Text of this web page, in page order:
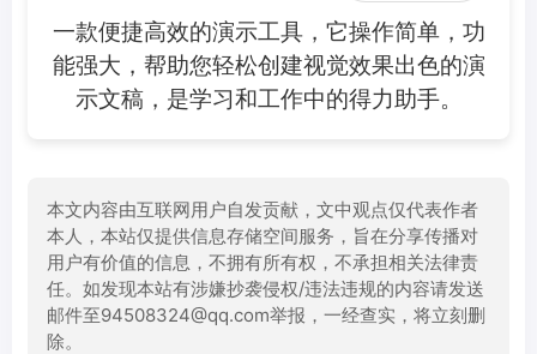
一款便捷高效的演示工具，它操作简单，功
能强大，帮助您轻松创建视觉效果出色的演
示文稿，是学习和工作中的得力助手。
本文内容由互联网用户自发贡献，文中观点仅代表作者
本人，本站仅提供信息存储空间服务，旨在分享传播对
用户有价值的信息，不拥有所有权，不承担相关法律责
任。如发现本站有涉嫌抄袭侵权/违法违规的内容请发送
邮件至94508324@qq.com举报，一经查实，将立刻删
除。